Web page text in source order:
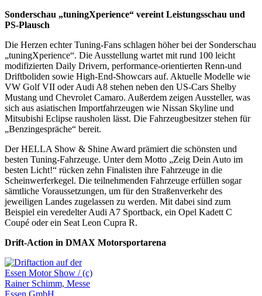
Sonderschau „tuningXperience“ vereint Leistungsschau und
PS-Plausch
Die Herzen echter Tuning-Fans schlagen höher bei der Sonderschau
„tuningXperience“. Die Ausstellung wartet mit rund 100 leicht
modifizierten Daily Drivern, performance-orientierten Renn-und
Driftboliden sowie High-End-Showcars auf. Aktuelle Modelle wie
VW Golf VII oder Audi A8 stehen neben den US-Cars Shelby
Mustang und Chevrolet Camaro. Außerdem zeigen Aussteller, was
sich aus asiatischen Importfahrzeugen wie Nissan Skyline und
Mitsubishi Eclipse rausholen lässt. Die Fahrzeugbesitzer stehen für
„Benzingespräche“ bereit.
Der HELLA Show & Shine Award prämiert die schönsten und
besten Tuning-Fahrzeuge. Unter dem Motto „Zeig Dein Auto im
besten Licht!“ rücken zehn Finalisten ihre Fahrzeuge in die
Scheinwerferkegel. Die teilnehmenden Fahrzeuge erfüllen sogar
sämtliche Voraussetzungen, um für den Straßenverkehr des
jeweiligen Landes zugelassen zu werden. Mit dabei sind zum
Beispiel ein veredelter Audi A7 Sportback, ein Opel Kadett C
Coupé oder ein Seat Leon Cupra R.
Drift-Action in DMAX Motorsportarena